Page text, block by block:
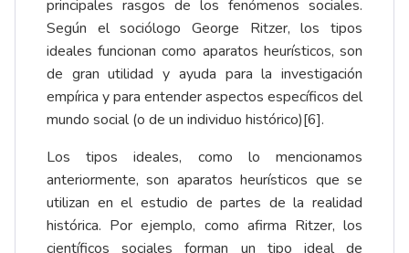
principales rasgos de los fenómenos sociales.
Según el sociólogo George Ritzer, los tipos
ideales funcionan como aparatos heurísticos, son
de gran utilidad y ayuda para la investigación
empírica y para entender aspectos específicos del
mundo social (o de un individuo histórico)[6].
Los tipos ideales, como lo mencionamos
anteriormente, son aparatos heurísticos que se
utilizan en el estudio de partes de la realidad
histórica. Por ejemplo, como afirma Ritzer, los
científicos sociales forman un tipo ideal de